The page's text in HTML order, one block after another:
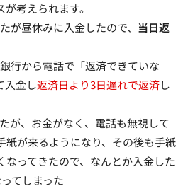
考えられます。
が昼休みに入金したので、 当日返
行から電話で「返済できていな
入金し返済日より3日遅れで返済し
が、お金がなく、電話も無視して
紙が来るようになり、その後も手紙
なってきたので、なんとか入金した
てしまった